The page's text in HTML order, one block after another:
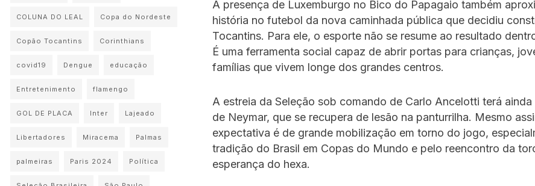
A presença de Luxemburgo no Bico do Papagaio também
história no futebol da nova caminhada pública que decidiu
Tocantins. Para ele, o esporte não se resume ao resultado
É uma ferramenta social capaz de abrir portas para crianças,
famílias que vivem longe dos grandes centros.
A estreia da Seleção sob comando de Carlo Ancelotti terá ainda
de Neymar, que se recupera de lesão na panturrilha. Mesmo
expectativa é de grande mobilização em torno do jogo,
tradição do Brasil em Copas do Mundo e pelo reencontro da
esperança do hexa.
COLUNA DO LEAL Copa do Nordeste
Copão Tocantins Corinthians
covid19 Dengue educação
Entretenimento flamengo
GOL DE PLACA Inter Lajeado
Libertadores Miracema Palmas
palmeiras Paris 2024 Política